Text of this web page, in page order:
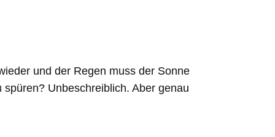
und der Regen muss der Sonne
Unbeschreiblich. Aber genau